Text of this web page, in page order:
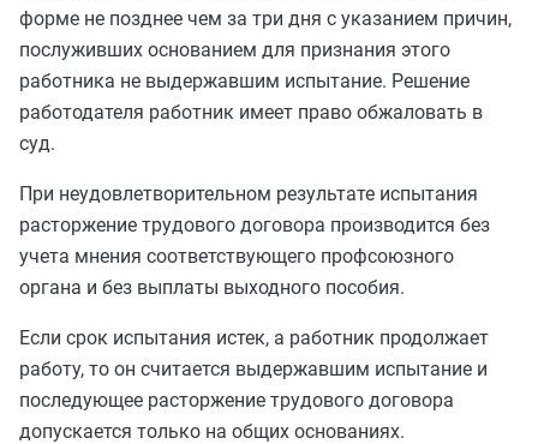
форме не позднее чем за три дня с указанием причин,
послуживших основанием для признания этого
работника не выдержавшим испытание. Решение
работодателя работник имеет право обжаловать в
суд.
При неудовлетворительном результате испытания
расторжение трудового договора производится без
учета мнения соответствующего профсоюзного
органа и без выплаты выходного пособия.
Если срок испытания истек, а работник продолжает
работу, то он считается выдержавшим испытание и
последующее расторжение трудового договора
допускается только на общих основаниях.